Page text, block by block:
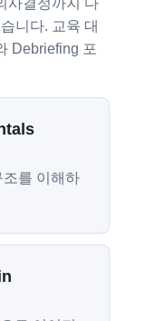
사결정까지 다
니다. 교육 대
Debriefing 포
를 이해하